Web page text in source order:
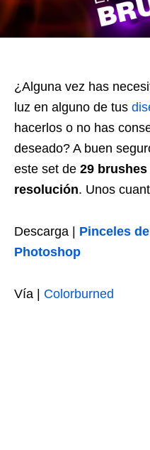
¿Alguna vez has
luz en alguno de tus
hacerlos o no has
deseado? A buen
este set de 29
resolución. Unos
Descarga | Pinceles
Photoshop
Vía | Colorburned